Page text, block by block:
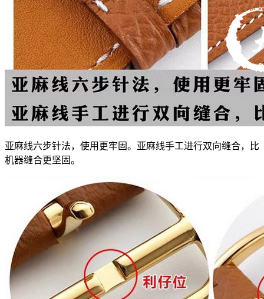
亚麻线六步针法，使用更牢固。亚麻线手工进行双向缝合，比
机器缝合更坚固。